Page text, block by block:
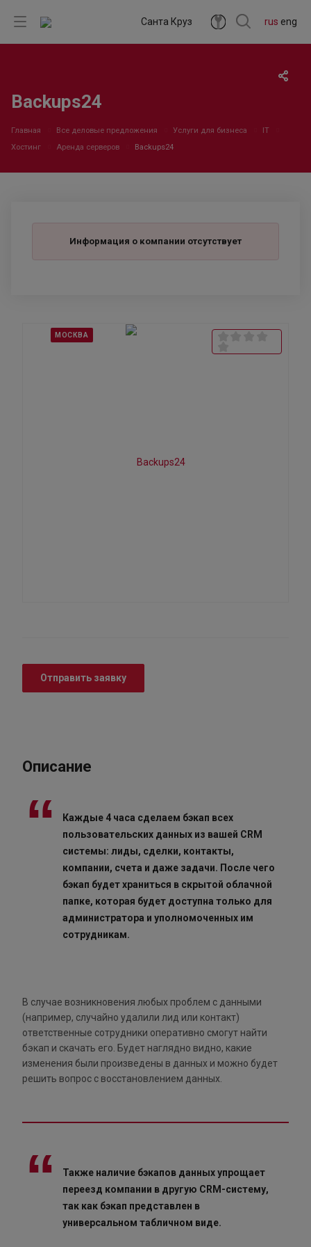
rus eng
Санта Круз
Backups24
Главная Все деловые предложения Услуги для бизнеса
IT
Хостинг
Аренда серверов Backups24
Информация о компании отсутствует
МОСКВА
Отправить заявку
Описание
Каждые 4 часа сделаем бэкап всех
пользовательских данных из вашей CRM
системы: лиды, сделки, контакты,
компании, счета и даже задачи. После чего
бэкап будет храниться в скрытой облачной
папке, которая будет доступна только для
администратора и уполномоченных им
сотрудникам.
В случае возникновения любых проблем с данными
(например, случайно удалили лид или контакт)
ответственные сотрудники оперативно смогут найти
бэкап и скачать его. Будет наглядно видно, какие
изменения были произведены в данных и можно будет
решить вопрос с восстановлением данных.
Также наличие бэкапов данных упрощает
переезд компании в другую CRM-систему,
так как бэкап представлен в
универсальном табличном виде.